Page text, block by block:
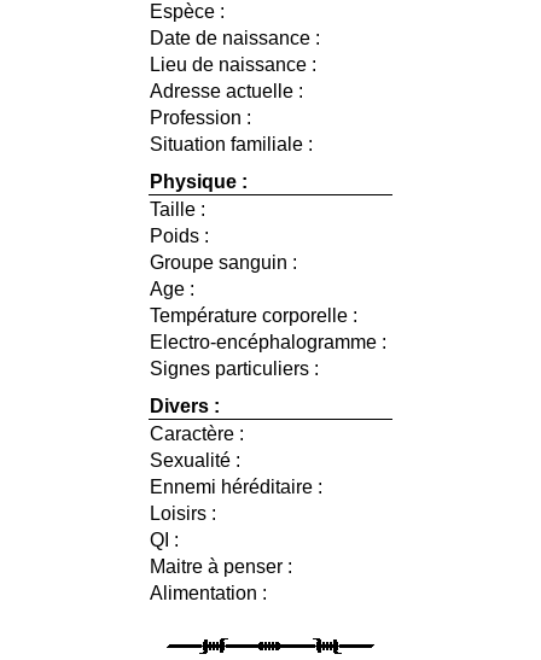
Espèce :
Date de naissance :
Lieu de naissance :
Adresse actuelle :
Profession :
Situation familiale :
Physique :
Taille :
Poids :
Groupe sanguin :
Age :
Température corporelle :
Electro-encéphalogramme :
Signes particuliers :
Divers :
Caractère :
Sexualité :
Ennemi héréditaire :
Loisirs :
QI :
Maitre à penser :
Alimentation :